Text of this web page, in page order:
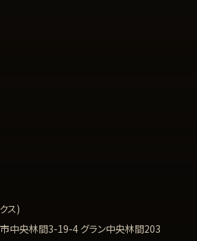
ス)
中央林間3-19-4 グラン中央林間203